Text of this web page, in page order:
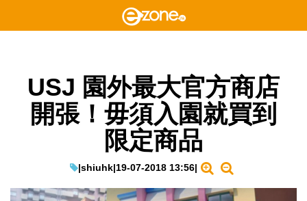
USJ 園外最大官方商店
開張！毋須入園就買到
限定商品
|shiuhk|19-07-2018 13:56|